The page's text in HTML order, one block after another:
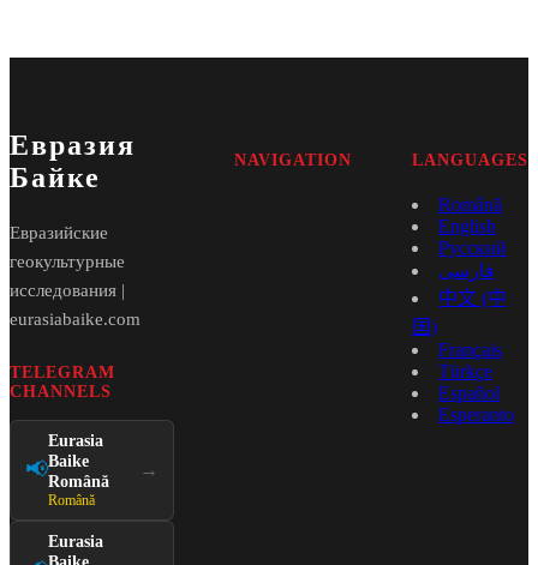
Евразия
Байке
Евразийские
геокультурные
исследования |
eurasiabaike.com
TELEGRAM
CHANNELS
📢
Eurasia
Baike
Română
Română
→
Eurasia
Baike
NAVIGATION LANGUAGES
Română
English
Русский
فارسی
中文 (中
国)
Français
Türkçe
Español
Esperanto